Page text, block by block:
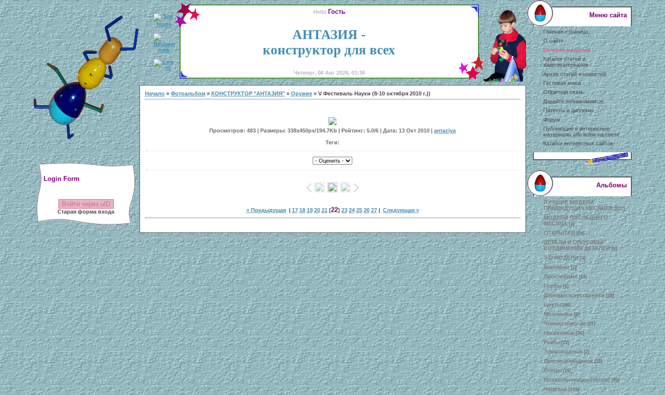
Login Form
Войти через uID
Старая форма входа
Hello Гость
АНТАЗИЯ -
конструктор для всех
Четверг, 06 Авг 2026, 03:36
Начало» Фотоальбом» КОНСТРУКТОР "АНТАЗИЯ"» Оружие» V Фестиваль Науки (8-10 октября 2010 г.))
Просмотров: 483 | Размеры: 338x450px/194.7Kb | Рейтинг: 5.0/6 | Дата: 13 Окт 2010 | antaziya
Теги:
« Предыдущая| 17 18 19 20 21 [22] 23 24 25 26 27| Следующая »
Меню сайта
Главная страница
О сайте
Галерея моделей
Каталог статей и
видеоматериалов
Архив статей и новостей
Гостевая книга
Обратная связь
Давайте познакомимся!
Патенты и дипломы
Форум
Публикации и интересные
материалы обо всем на свете
Каталог интересных сайтов
Альбомы
ЛУЧШИЕ МОДЕЛИ
ПРЕДЫДУЩИХ МЕСЯЦЕВ [207]
МОДЕЛИ ПОСЛЕДНЕГО
МЕСЯЦА [1]
ОТКРЫТКИ [28]
ДЕТАЛИ И СПОСОБЫ
СОЕДИНЕНИЯ ДЕТАЛЕЙ [8]
3-D МОДЕЛИ [4]
Бактерии [1]
Простейшие [14]
Грибы [6]
Деревья и кустарники [25]
Цветы [84]
Моллюски [6]
Членистоногие [21]
Насекомые [36]
Рыбы [13]
Земноводные [2]
Пресмыкающиеся [15]
Птицы [25]
Млекопитающие (звери) [95]
Человек [139]